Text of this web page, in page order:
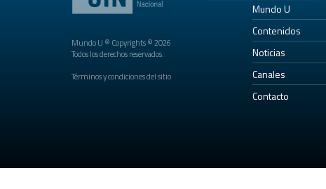
Mundo U ® Copyrights © 2026
Todos los derechos reservados.
Términos y condiciones del sitio
Mundo U
Contenidos
Noticias
Canales
Contacto